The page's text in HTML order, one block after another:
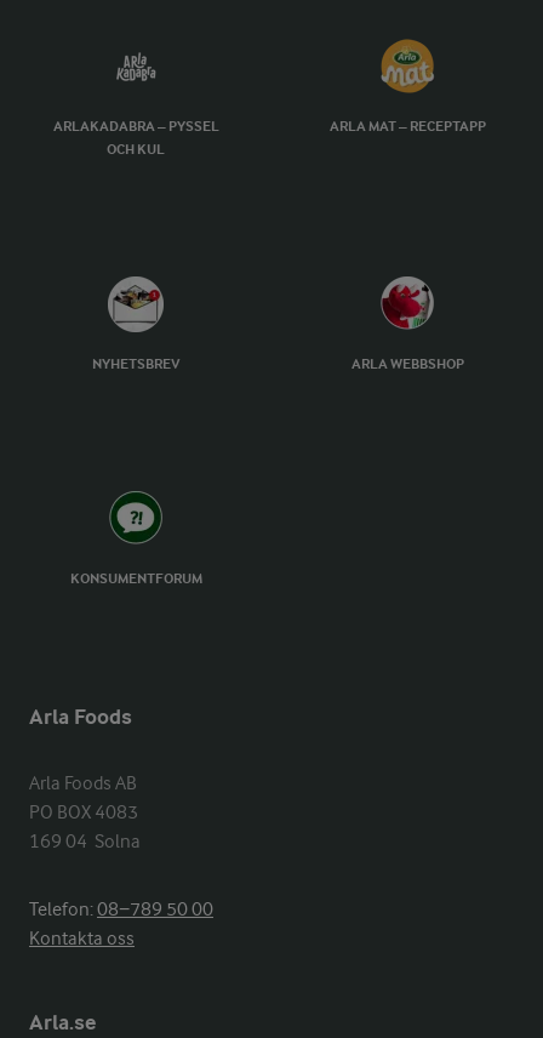
ARLAKADABRA – PYSSEL
OCH KUL
ARLA MAT – RECEPTAPP
NYHETSBREV ARLA WEBBSHOP
KONSUMENTFORUM
Arla Foods
Arla Foods AB
PO BOX 4083
169 04  Solna
Telefon:08−789 50 00
Kontakta oss
Arla.se